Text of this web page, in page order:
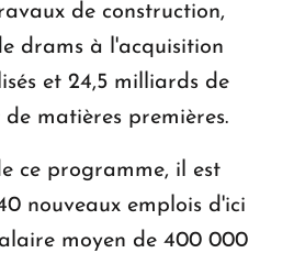
de construction,
drams à l'acquisition
et 24,5 milliards de
matières premières.
ce programme, il est
nouveaux emplois d'ici
moyen de 400 000